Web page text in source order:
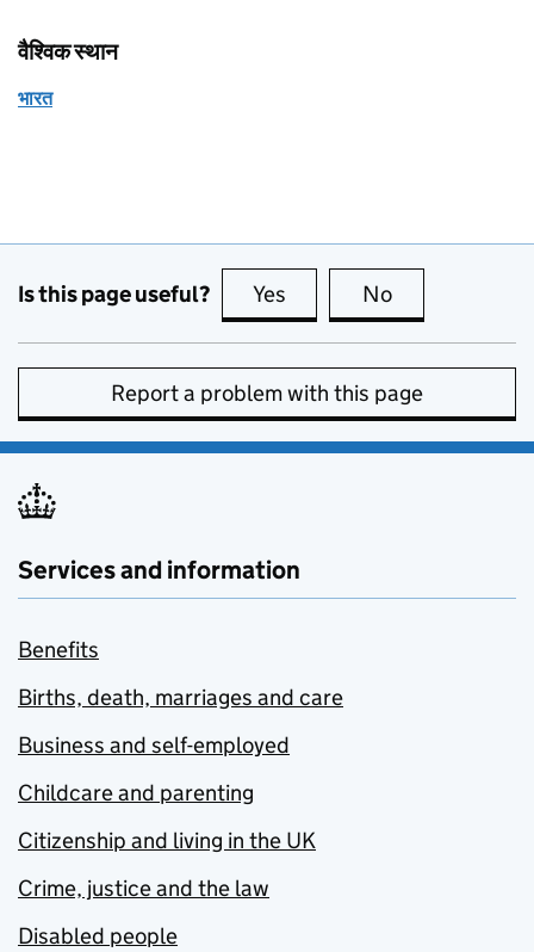
वैश्विक स्थान
भारत
Is this page useful? Yes this page is useful
No
Report a problem with this page
Services and information
Benefits
Births, death, marriages and care
Business and self-employed
Childcare and parenting
Citizenship and living in the UK
Crime, justice and the law
Disabled people